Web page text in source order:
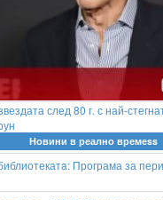
след 80 г. с най-
Новини в реално времеss
Програма за